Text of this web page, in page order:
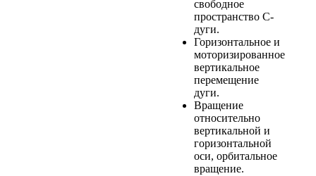
свободное
пространство С-
дуги.
Горизонтальное и
моторизированное
вертикальное
перемещение
дуги.
Вращение
относительно
вертикальной и
горизонтальной
оси, орбитальное
вращение.